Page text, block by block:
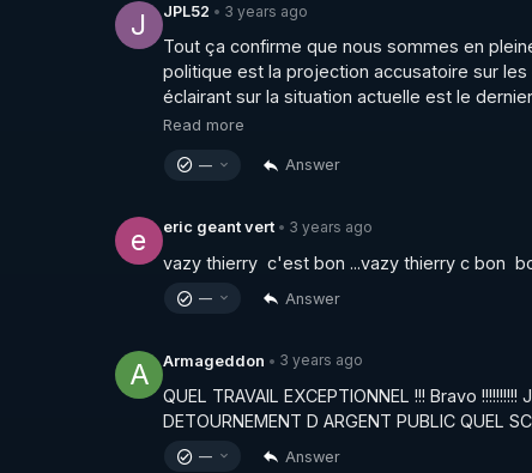
Le podcast " Numero Uno" censuré sur
▶ https://crowdbunker.com/v/ur5jmApmEEw
________________
▶ Facebook :
https://www.facebook.com/
▶Twitter : https://twitter.com/thierrycas
J JPL52 • 3 years ago
Tout ça confirme que nous sommes en
politique est la projection accusatoire sur
éclairant sur la situation actuelle est le
Read more
— Answer
e eric geant vert • 3 years ago
vazy thierry  c'est bon ...vazy thierry c bon
— Answer
A Armageddon • 3 years ago
QUEL TRAVAIL EXCEPTIONNEL !!! Bravo !!!!!!!!!!
DETOURNEMENT D ARGENT PUBLIC QUEL
— Answer